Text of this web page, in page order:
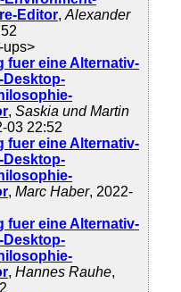
Editor, Alexander
ups>
fuer eine Alternativ-
Desktop-
, Saskia und Martin
03 22:52
fuer eine Alternativ-
Desktop-
, Marc Haber, 2022-
fuer eine Alternativ-
Desktop-
, Hannes Rauhe,